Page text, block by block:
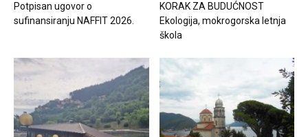
Potpisan ugovor o
sufinansiranju NAFFIT 2026.
KORAK ZA BUDUĆNOST
Ekologija, mokrogorska letnja
škola